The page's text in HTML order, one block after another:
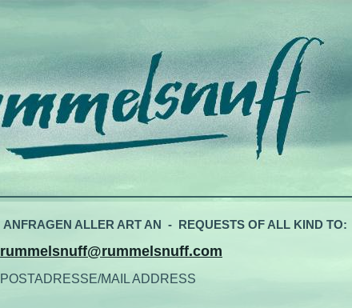
ANFRAGEN ALLER ART AN - REQUESTS OF ALL KIND TO:
rummelsnuff@rummelsnuff.com
POSTADRESSE/MAIL ADDRESS